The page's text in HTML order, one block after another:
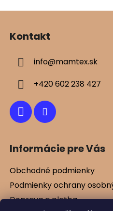
Z
Kontakt
info@mamtex.sk
+420 602 238 427
Informácie pre Vás
Obchodné podmienky
Podmienky ochrany
Doprava a platba